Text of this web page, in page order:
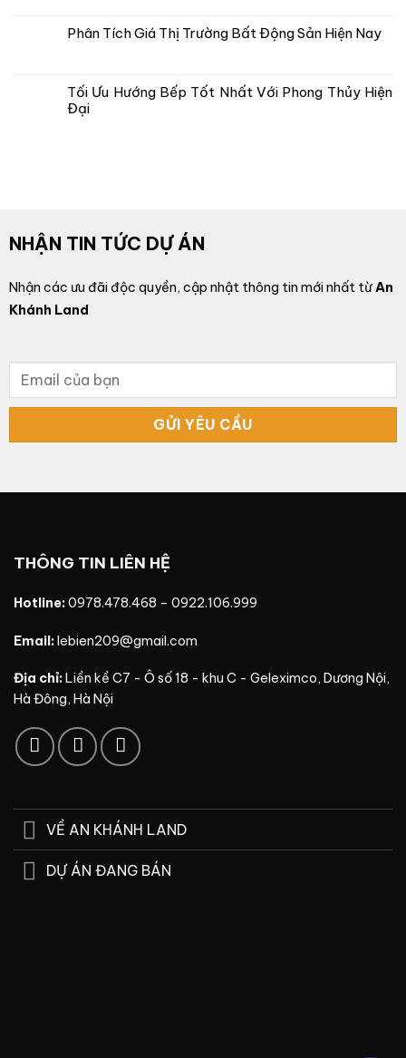
Phân Tích Giá Thị Trường Bất Động Sản Hiện Nay
Tối Ưu Hướng Bếp Tốt Nhất Với Phong Thủy Hiện
Đại
NHẬN TIN TỨC DỰ ÁN
Nhận các ưu đãi độc quyền, cập nhật thông tin mới nhất từAn
Khánh Land
THÔNG TIN LIÊN HỆ
Hotline:0978.478.468 – 0922.106.999
Email:lebien209@gmail.com
Địa chỉ:Liền kề C7 - Ô số 18 - khu C - Geleximco, Dương Nội,
Hà Đông, Hà Nội
VỀ AN KHÁNH LAND
DỰ ÁN ĐANG BÁN